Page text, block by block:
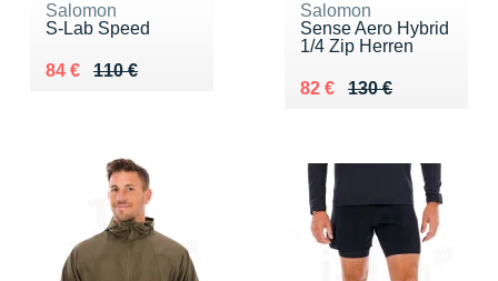
Salomon
S-Lab Speed
110 €
Au lieu de 110 €
84 €
Vendu 84 €
Salomon
Sense Aero Hybrid
1/4 Zip Herren
130 €
Au lieu de 130 €
82 €
Vendu 82 €